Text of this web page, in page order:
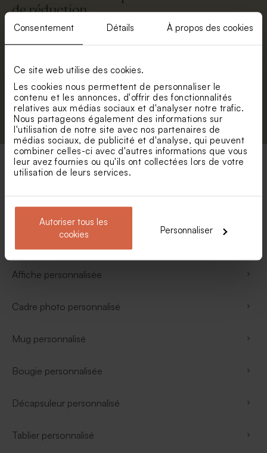
Consentement Détails À propos des cookies
Ce site web utilise des cookies.
Les cookies nous permettent de personnaliser le
contenu et les annonces, d'offrir des fonctionnalités
relatives aux médias sociaux et d'analyser notre trafic.
Nous partageons également des informations sur
l'utilisation de notre site avec nos partenaires de
médias sociaux, de publicité et d'analyse, qui peuvent
combiner celles-ci avec d'autres informations que vous
leur avez fournies ou qu'ils ont collectées lors de votre
utilisation de leurs services.
Autoriser tous les
cookies
Personnaliser
de réduction.
Prénom
S'abonner
Vos catégories préférées
Diffuseur de parfum
Affiche personnalisée
Cadre photo personnalisé
Mug personnalisé
Bougie personnalisée
Décapsuleur personnalisé
Tablier personnalisé